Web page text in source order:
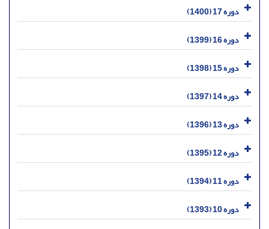
دوره 17 (1400)
دوره 16 (1399)
دوره 15 (1398)
دوره 14 (1397)
دوره 13 (1396)
دوره 12 (1395)
دوره 11 (1394)
دوره 10 (1393)